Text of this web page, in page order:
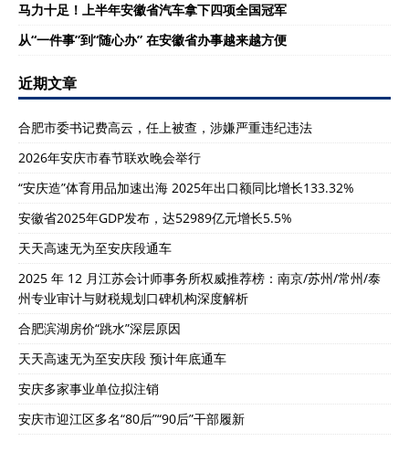
马力十足！上半年安徽省汽车拿下四项全国冠军
从“一件事”到“随心办” 在安徽省办事越来越方便
近期文章
合肥市委书记费高云，任上被查，涉嫌严重违纪违法
2026年安庆市春节联欢晚会举行
“安庆造”体育用品加速出海 2025年出口额同比增长133.32%
安徽省2025年GDP发布，达52989亿元增长5.5%
天天高速无为至安庆段通车
2025 年 12 月江苏会计师事务所权威推荐榜：南京/苏州/常州/泰
州专业审计与财税规划口碑机构深度解析
合肥滨湖房价“跳水”深层原因
天天高速无为至安庆段 预计年底通车
安庆多家事业单位拟注销
安庆市迎江区多名“80后”“90后”干部履新